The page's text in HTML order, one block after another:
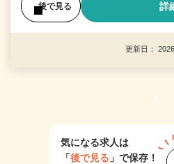
後で見る 詳
更新日：
1
気になる求人は
「後で見る 」で保存！